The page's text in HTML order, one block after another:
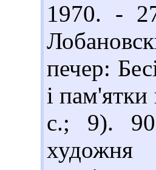
1970. -
печер:
і
с.; 9).
художня